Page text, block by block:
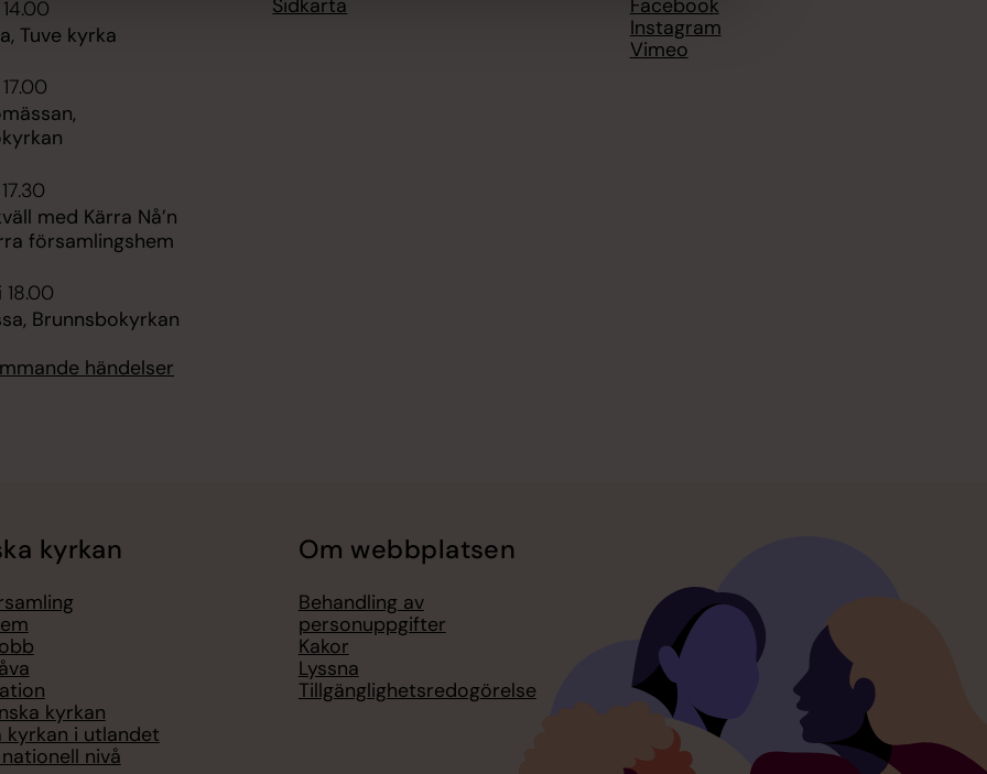
Tuve kyrka
med Kärra Nå’n
församlingshem
18.00
Brunnsbokyrkan
händelser
Instagram
Vimeo
kyrkan
kyrkan
kyrkan i utlandet
nivå
Om webbplatsen
Behandling av
personuppgifter
Kakor
Lyssna
Tillgänglighetsredogörelse